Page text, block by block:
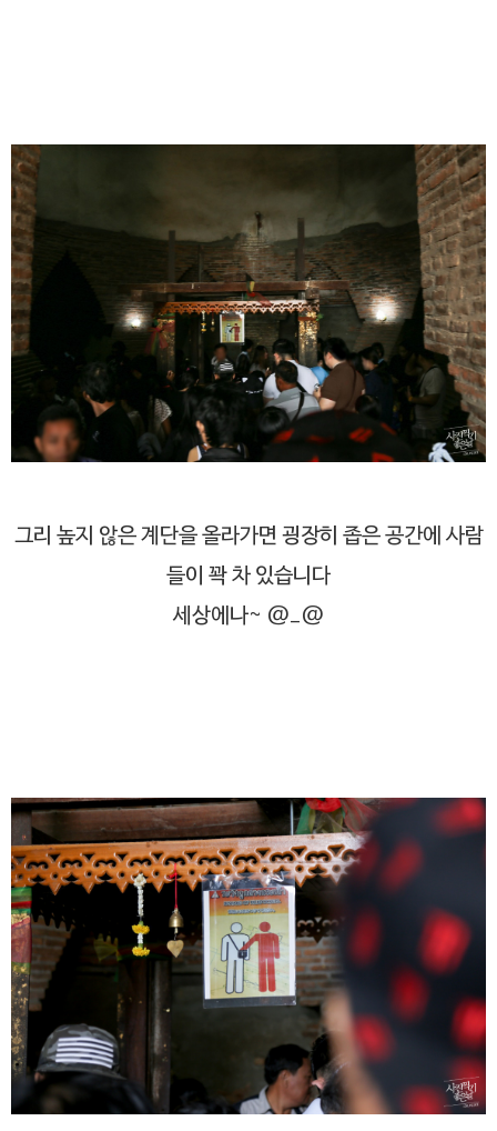
그리 높지 않은 계단을 올라가면 굉장히 좁은 공간에 사람
들이 꽉 차 있습니다
세상에나~ @_@